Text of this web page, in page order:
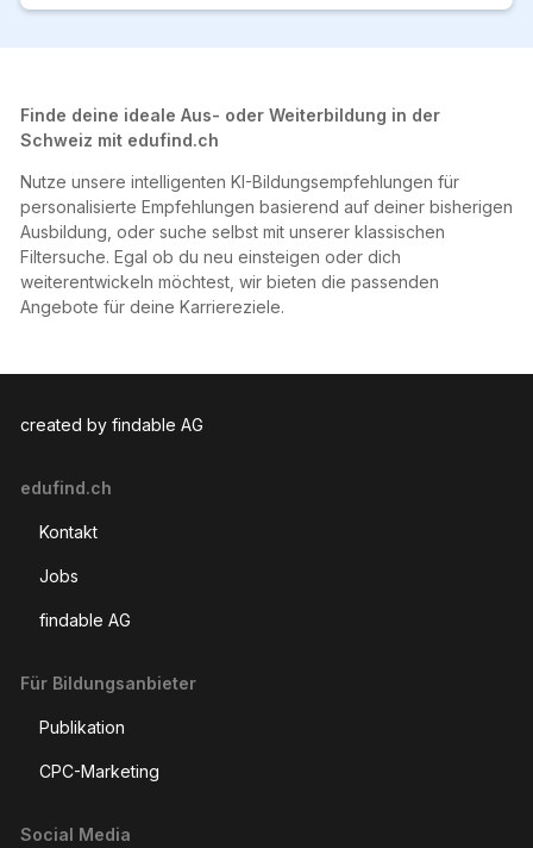
Finde deine ideale Aus- oder Weiterbildung in der
Schweiz mit edufind.ch
Nutze unsere intelligenten KI-Bildungsempfehlungen für
personalisierte Empfehlungen basierend auf deiner bisherigen
Ausbildung, oder suche selbst mit unserer klassischen
Filtersuche. Egal ob du neu einsteigen oder dich
weiterentwickeln möchtest, wir bieten die passenden
Angebote für deine Karriereziele.
created by findable AG
edufind.ch
Kontakt
Jobs
findable AG
Für Bildungsanbieter
Publikation
CPC-Marketing
Social Media